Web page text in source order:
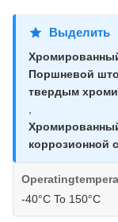
Выделить
Поршневой
твердым
,
коррозионной
-40°C To 150°C